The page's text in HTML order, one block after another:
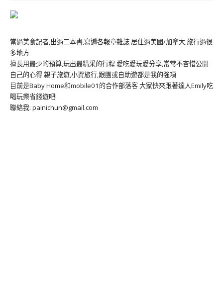
當過美食記者,出過二本書,寫遍各報章雜誌 居住過美國/加拿大,旅行過很
多地方
擅長用最少的預算,玩出最精采的行程 愛吃愛玩愛分享,常常不吝惜公開
自己的心得 親子旅遊,小資旅行,跟團或自助遊都是我的強項
目前是Baby Home和mobile01的合作部落客 大家快來跟著達人Emily吃
喝玩樂省錢遊吧!
聯絡我: painichun@gmail.com